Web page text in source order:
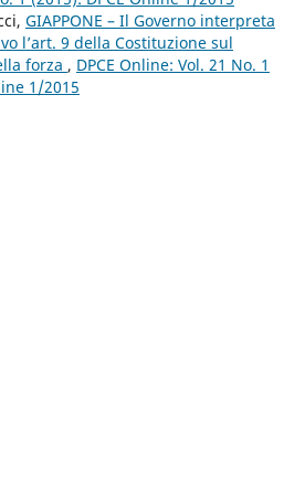
GIAPPONE – Il Governo interpreta
l’art. 9 della Costituzione sul
forza , DPCE Online: Vol. 21 No. 1
1/2015